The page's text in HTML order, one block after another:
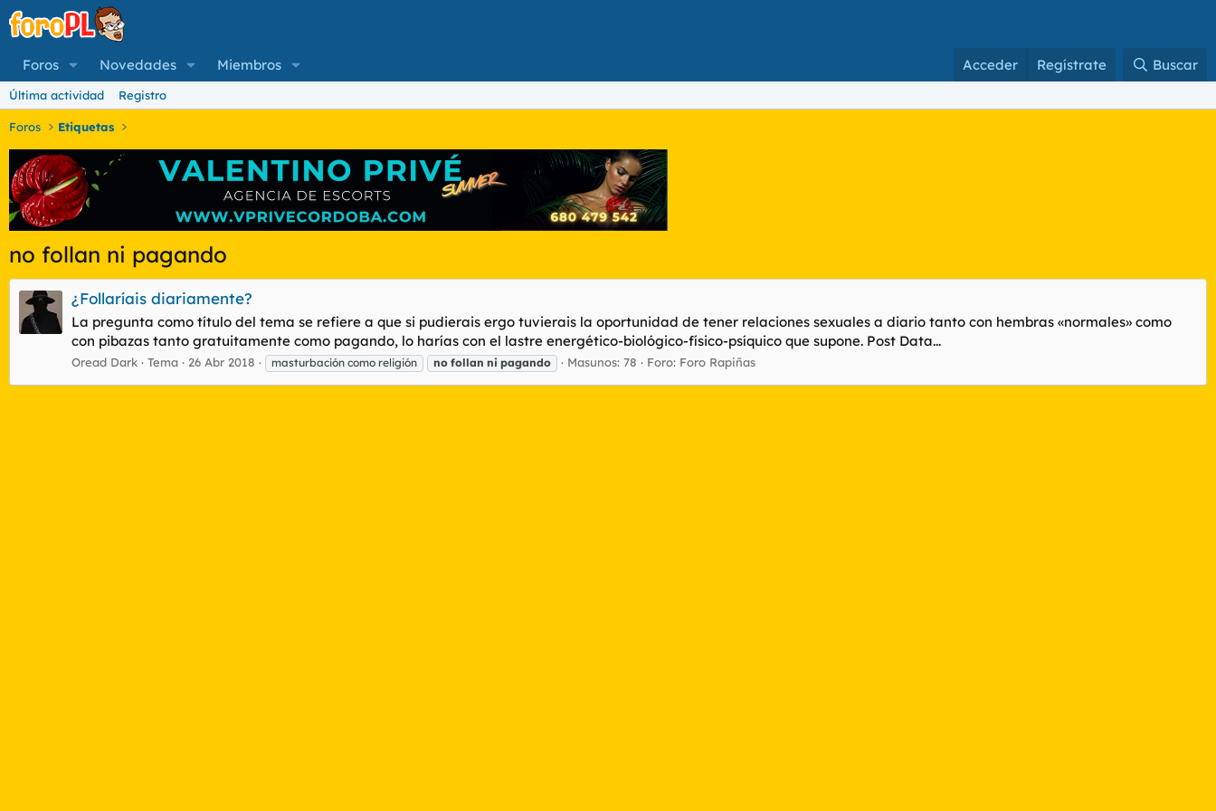
Foros Novedades Miembros Acceder Regístrate Buscar
Última actividad Registro
Foros Etiquetas
no follan ni pagando
¿Follaríais diariamente?
La pregunta como título del tema se refiere a que si pudierais ergo tuvierais la oportunidad de tener relaciones sexuales a diario tanto con hembras «normales» como
con pibazas tanto gratuitamente como pagando, lo harías con el lastre energético-biológico-físico-psíquico que supone. Post Data...
Oread Dark Tema 26 Abr 2018 masturbación como religión no follan ni pagando Masunos: 78 Foro: Foro Rapiñas